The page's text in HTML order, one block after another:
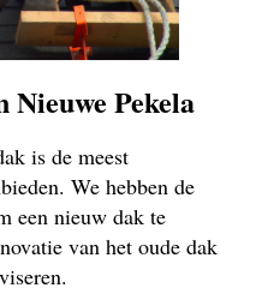
Nieuwe Pekela
is de meest
We hebben de
een nieuw dak te
van het oude dak